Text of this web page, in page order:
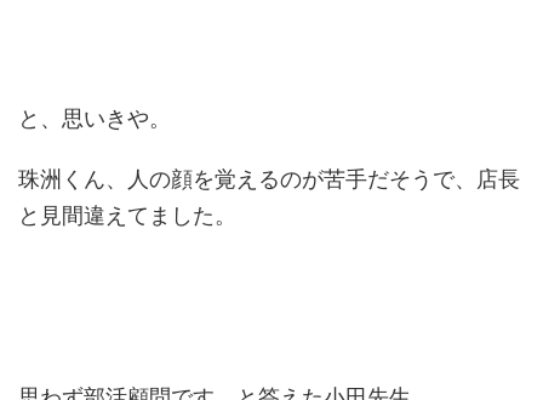
と、思いきや。
珠洲くん、人の顔を覚えるのが苦手だそうで、店長
と見間違えてました。